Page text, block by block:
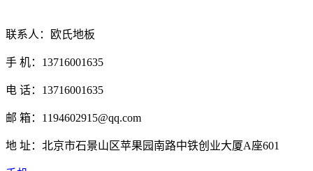
联系人：欧氏地板
手 机：13716001635
电 话：13716001635
邮 箱：1194602915@qq.com
地 址：北京市石景山区苹果园南路中铁创业大厦A座601